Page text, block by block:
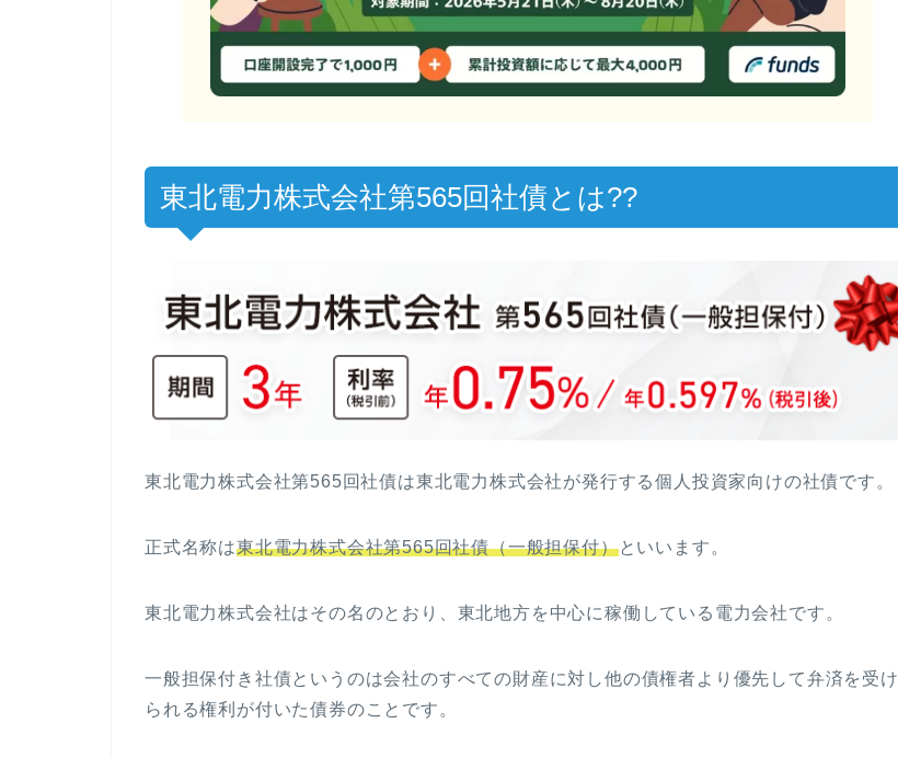
東北電力株式会社第565回社債とは??
東北電力株式会社第565回社債は東北電力株式会社が発行する個人投資家向けの社債です。
正式名称は東北電力株式会社第565回社債（一般担保付）といいます。
東北電力株式会社はその名のとおり、東北地方を中心に稼働している電力会社です。
一般担保付き社債というのは会社のすべての財産に対し他の債権者より優先して弁済を受け
られる権利が付いた債券のことです。